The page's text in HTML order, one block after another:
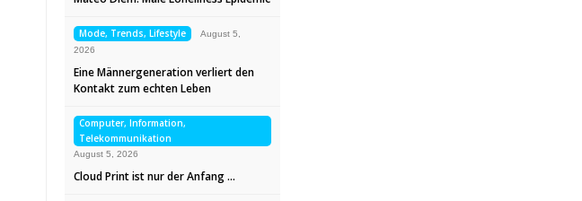
Mode, Trends, Lifestyle
August 5,
2026
Eine Männergeneration verliert den
Kontakt zum echten Leben
Computer, Information,
Telekommunikation
August 5, 2026
Cloud Print ist nur der Anfang …